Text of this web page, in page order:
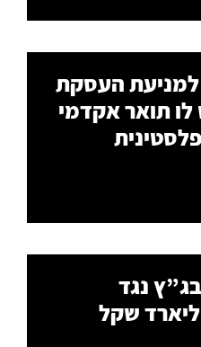
למניעת העסקת
תואר אקדמי
נגד
שקל